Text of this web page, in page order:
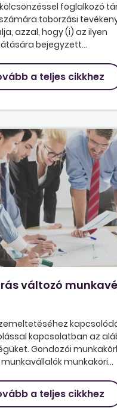
foglalkozó
toborzási
azzal, hogy (i) az ilyen
bejegyzett...
a teljes cikkhez
változó
kapcsolatban az
Gondozói
munkaköri...
a teljes cikkhez